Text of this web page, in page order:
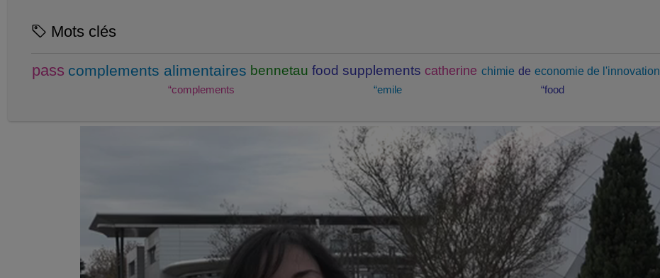
Mots clés
pass complements alimentaires bennetau food supplements catherine chimie de economie de l'innovation
“complements
“emile “food